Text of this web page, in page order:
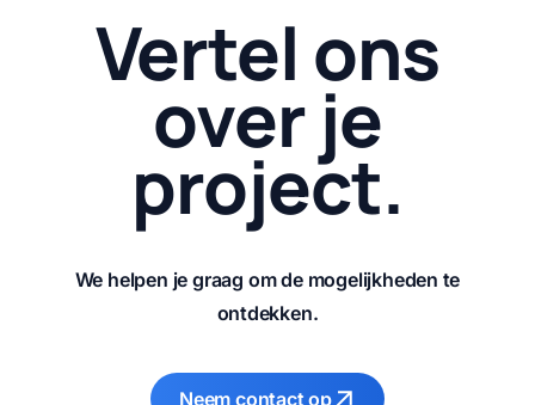
Vertel ons
over je
project.
We helpen je graag om de mogelijkheden te
ontdekken.
Neem contact op